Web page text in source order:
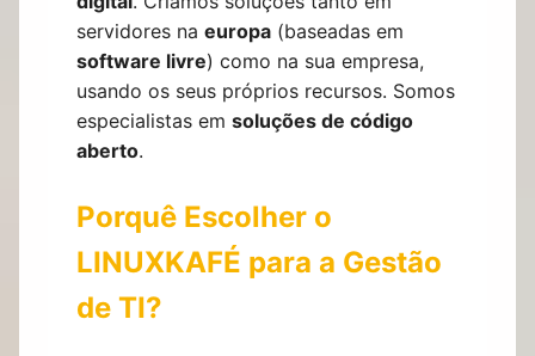
servidores na europa (baseadas em
software livre) como na sua empresa,
usando os seus próprios recursos. Somos
especialistas em soluções de código
aberto.
Porquê Escolher o
LINUXKAFÉ para a Gestão
de TI?